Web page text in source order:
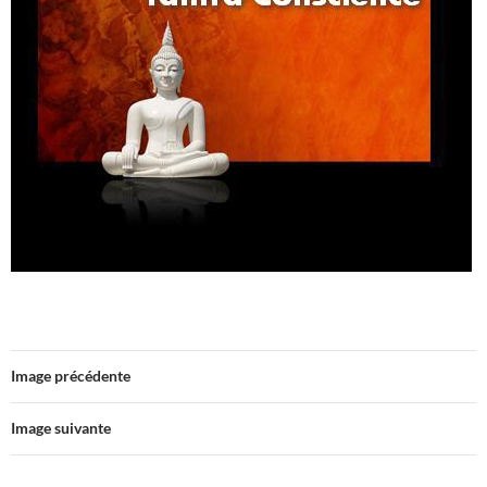
Image précédente
Image suivante